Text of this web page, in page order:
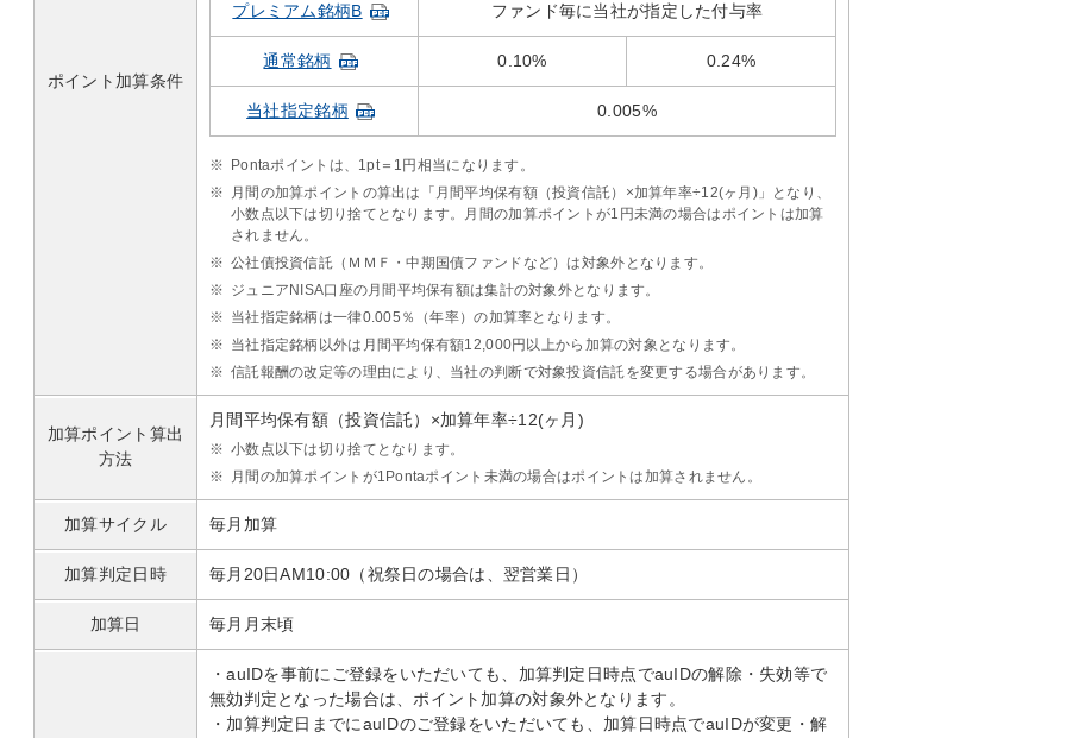
ポイント加算条件
プレミアム銘柄B ファンド毎に当社が指定した付与率
通常銘柄 0.10% 0.24%
当社指定銘柄 0.005%
※
Pontaポイントは、1pt＝1円相当になります。
※
月間の加算ポイントの算出は「月間平均保有額（投資信託）×加算年率÷12(ヶ月)」となり、
小数点以下は切り捨てとなります。月間の加算ポイントが1円未満の場合はポイントは加算
されません。
※ 公社債投資信託（ＭＭＦ・中期国債ファンドなど）は対象外となります。
※ ジュニアNISA口座の月間平均保有額は集計の対象外となります。
※ 当社指定銘柄は一律0.005％（年率）の加算率となります。
※ 当社指定銘柄以外は月間平均保有額12,000円以上から加算の対象となります。
※ 信託報酬の改定等の理由により、当社の判断で対象投資信託を変更する場合があります。
加算ポイント算出
方法
月間平均保有額（投資信託）×加算年率÷12(ヶ月)
※ 小数点以下は切り捨てとなります。
※
月間の加算ポイントが1Pontaポイント未満の場合はポイントは加算されません。
加算サイクル 毎月加算
加算判定日時 毎月20日AM10:00（祝祭日の場合は、翌営業日）
加算日 毎月月末頃
・auIDを事前にご登録をいただいても、加算判定日時点でauIDの解除・失効等で
無効判定となった場合は、ポイント加算の対象外となります。
・加算判定日までにauIDのご登録をいただいても、加算日時点でauIDが変更・解